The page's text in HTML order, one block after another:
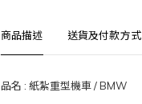
商品描述 送貨及付款方式
品名 : 紙紮重型機車 / BMW